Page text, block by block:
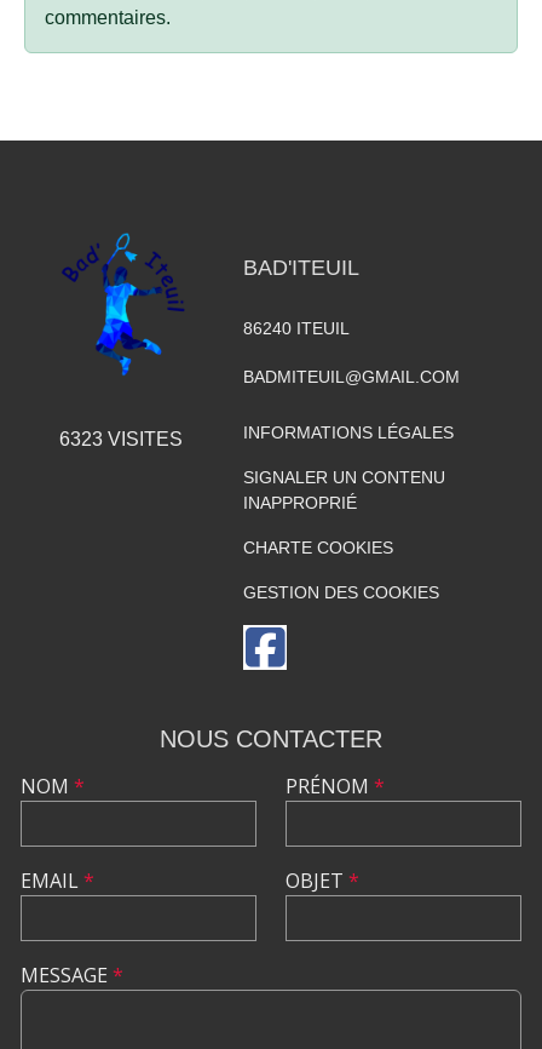
commentaires.
6323 VISITES
BAD'ITEUIL
86240 ITEUIL
BADMITEUIL@GMAIL.COM
INFORMATIONS LÉGALES
SIGNALER UN CONTENU
INAPPROPRIÉ
CHARTE COOKIES
GESTION DES COOKIES
NOUS CONTACTER
NOM *
EMAIL*
PRÉNOM *
OBJET *
MESSAGE *